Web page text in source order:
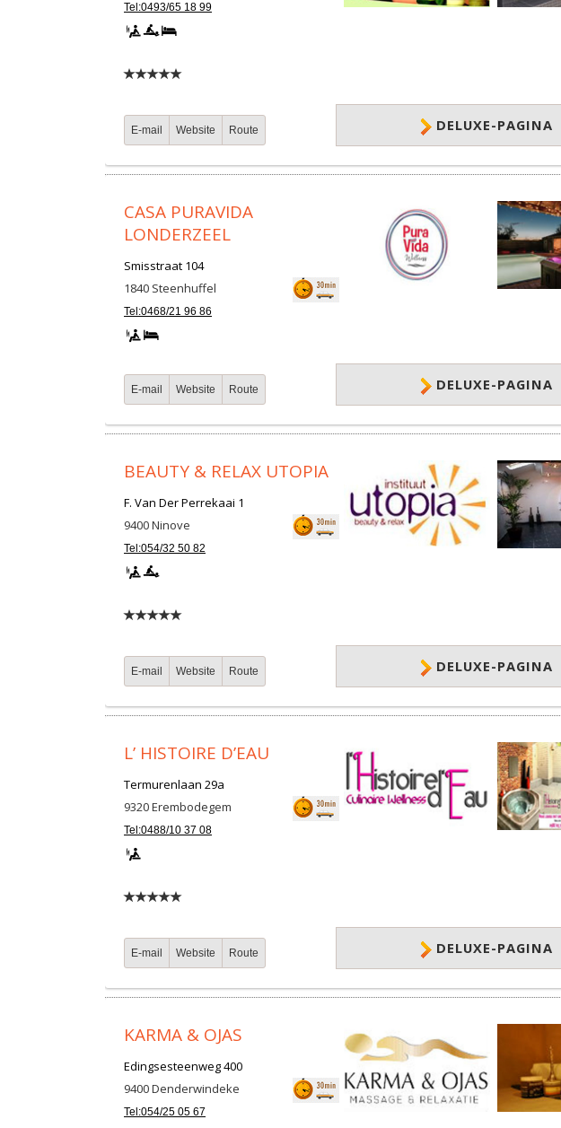
Tel:0493/65 18 99
E-mail Website Route DELUXE-PAGINA
CASA PURAVIDA
LONDERZEEL
Smisstraat 104
1840 Steenhuffel
Tel:0468/21 96 86
E-mail Website Route DELUXE-PAGINA
BEAUTY & RELAX UTOPIA
F. Van Der Perrekaai 1
9400Ninove
Tel:054/32 50 82
E-mail Website Route DELUXE-PAGINA
L’ HISTOIRE D’EAU
Termurenlaan 29a
9320Erembodegem
Tel:0488/10 37 08
E-mail Website Route DELUXE-PAGINA
KARMA & OJAS
Edingsesteenweg 400
9400Denderwindeke
Tel:054/25 05 67